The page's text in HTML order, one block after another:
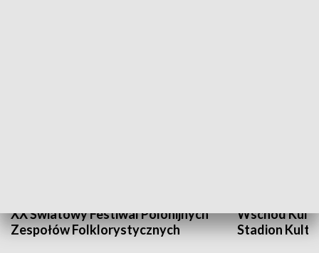
XX Światowy Festiwal Polonijnych
Zespołów Folklorystycznych
Wschód
Stadion